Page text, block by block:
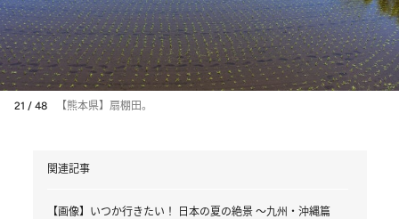
21 / 48 【熊本県】扇棚田。
関連記事
【画像】いつか行きたい！ 日本の夏の絶景 ～九州・沖縄篇